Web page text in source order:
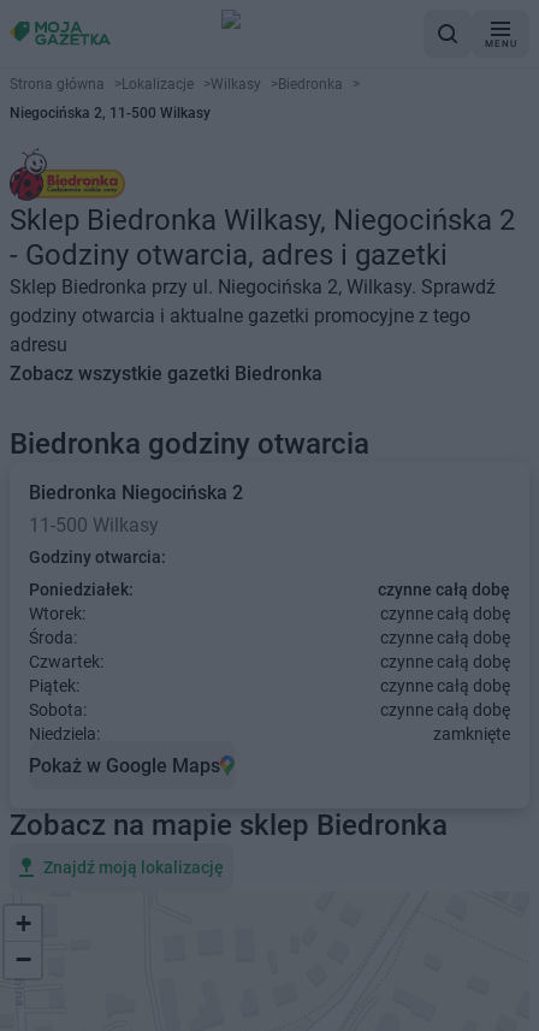
MENU
Strona główna >Lokalizacje >Wilkasy >Biedronka
>
Niegocińska 2, 11-500 Wilkasy
Sklep Biedronka Wilkasy, Niegocińska 2
- Godziny otwarcia, adres i gazetki
Sklep Biedronka przy ul. Niegocińska 2, Wilkasy. Sprawdź
godziny otwarcia i aktualne gazetki promocyjne z tego
adresu
Zobacz wszystkie gazetki Biedronka
Biedronka godziny otwarcia
Biedronka Niegocińska 2
11-500 Wilkasy
Godziny otwarcia:
Poniedziałek:
czynne całą dobę
Wtorek:
czynne całą dobę
Środa:
czynne całą dobę
Czwartek:
czynne całą dobę
Piątek:
czynne całą dobę
Sobota:
czynne całą dobę
Niedziela:
zamknięte
Pokaż w Google Maps
Zobacz na mapie sklep Biedronka
Znajdź moją lokalizację
+
−